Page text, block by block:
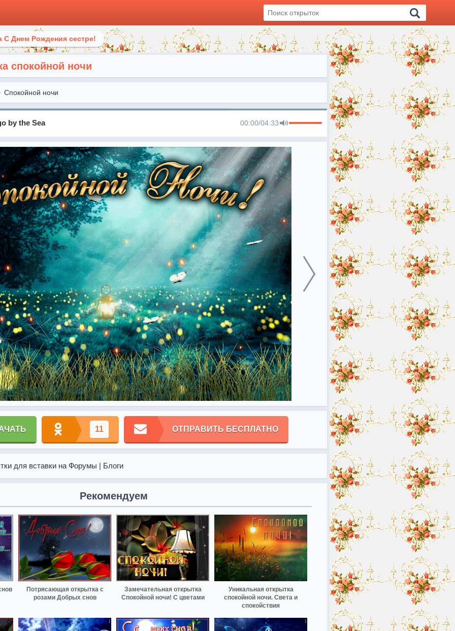
С Днем Рождения сестре!
спокойной ночи
Спокойной ночи
by the Sea 00:00/04:33
11 ОТПРАВИТЬ БЕСПЛАТНО
для вставки на Форумы | Блоги
Рекомендуем
Потрясающая открытка с
розами Добрых снов
Замечательная открытка
Спокойной ночи! С цветами
Уникальная открытка
спокойной ночи. Света и
спокойствия